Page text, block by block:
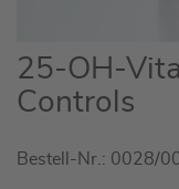
Zum
Anfang
der
springen
25-OH-
Controls
Bestell-Nr.: 0028/